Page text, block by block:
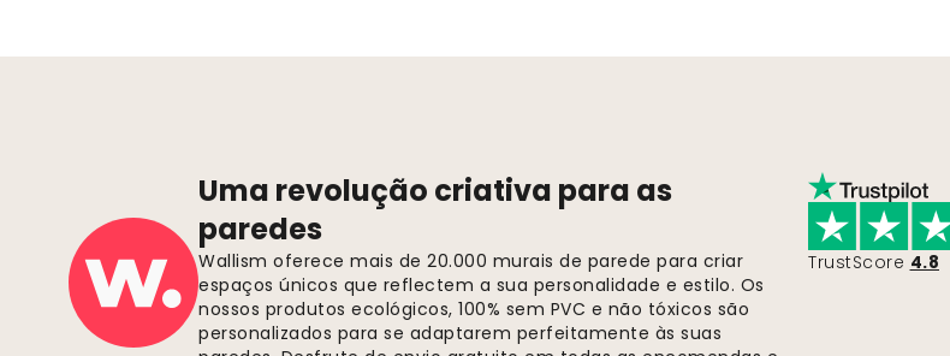
Uma revolução criativa para as
paredes
Wallism oferece mais de 20.000 murais de parede para criar
espaços únicos que reflectem a sua personalidade e estilo. Os
nossos produtos ecológicos, 100% sem PVC e não tóxicos são
personalizados para se adaptarem perfeitamente às suas
TrustScore 4.8